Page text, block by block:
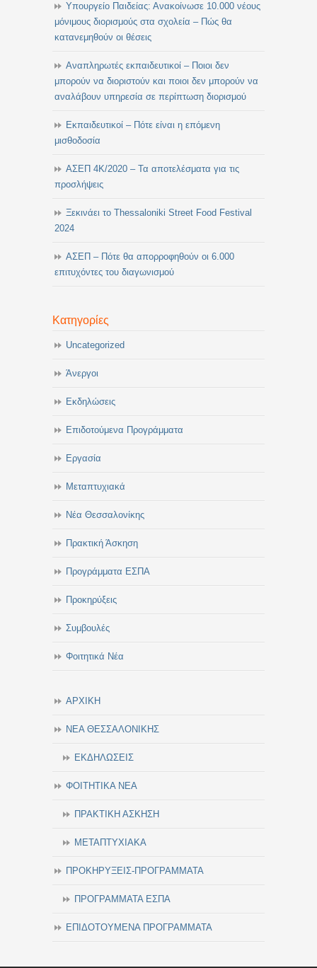
Υπουργείο Παιδείας: Ανακοίνωσε 10.000 νέους
μόνιμους διορισμούς στα σχολεία – Πώς θα
κατανεμηθούν οι θέσεις
Αναπληρωτές εκπαιδευτικοί – Ποιοι δεν
μπορούν να διοριστούν και ποιοι δεν μπορούν να
αναλάβουν υπηρεσία σε περίπτωση διορισμού
Εκπαιδευτικοί – Πότε είναι η επόμενη
μισθοδοσία
ΑΣΕΠ 4Κ/2020 – Τα αποτελέσματα για τις
προσλήψεις
Ξεκινάει το Thessaloniki Street Food Festival
2024
ΑΣΕΠ – Πότε θα απορροφηθούν οι 6.000
επιτυχόντες του διαγωνισμού
Κατηγορίες
Uncategorized
Άνεργοι
Εκδηλώσεις
Επιδοτούμενα Προγράμματα
Εργασία
Μεταπτυχιακά
Νέα Θεσσαλονίκης
Πρακτική Άσκηση
Προγράμματα ΕΣΠΑ
Προκηρύξεις
Συμβουλές
Φοιτητικά Νέα
ΑΡΧΙΚΗ
ΝΕΑ ΘΕΣΣΑΛΟΝΙΚΗΣ
ΕΚΔΗΛΩΣΕΙΣ
ΦΟΙΤΗΤΙΚΑ ΝΕΑ
ΠΡΑΚΤΙΚΗ ΑΣΚΗΣΗ
ΜΕΤΑΠΤΥΧΙΑΚΑ
ΠΡΟΚΗΡΥΞΕΙΣ-ΠΡΟΓΡΑΜΜΑΤΑ
ΠΡΟΓΡΑΜΜΑΤΑ ΕΣΠΑ
ΕΠΙΔΟΤΟΥΜΕΝΑ ΠΡΟΓΡΑΜΜΑΤΑ